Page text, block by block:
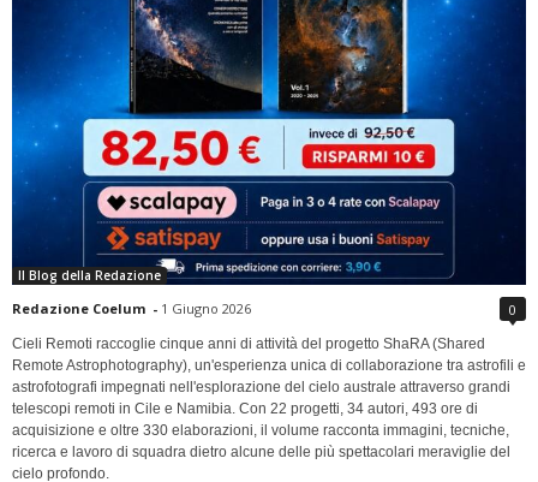
Il Blog della Redazione
Redazione Coelum - 1 Giugno 2026 0
Cieli Remoti raccoglie cinque anni di attività del progetto ShaRA (Shared
Remote Astrophotography), un'esperienza unica di collaborazione tra astrofili e
astrofotografi impegnati nell'esplorazione del cielo australe attraverso grandi
telescopi remoti in Cile e Namibia. Con 22 progetti, 34 autori, 493 ore di
acquisizione e oltre 330 elaborazioni, il volume racconta immagini, tecniche,
ricerca e lavoro di squadra dietro alcune delle più spettacolari meraviglie del
cielo profondo.